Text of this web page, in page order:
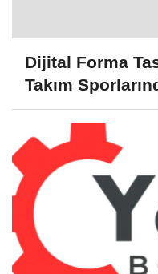
Dijital Forma
Takım